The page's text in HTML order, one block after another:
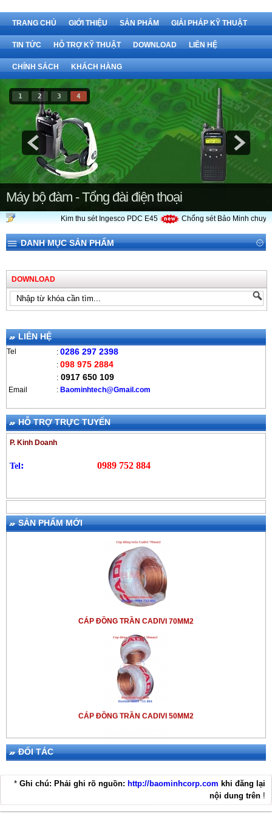
TRANG CHỦ GIỚI THIỆU SẢN PHẨM GIẢI PHÁP KỸ THUẬT
TIN TỨC HỖ TRỢ KỸ THUẬT DOWNLOAD LIÊN HỆ
CHÍNH SÁCH KHÁCH HÀNG
1 2 3 4
Máy bộ đàm - Tổng đài điện thoại
Kim thu sét Ingesco PDC E45 Chống sét Bảo Minh
DANH MỤC SẢN PHẨM
DOWNLOAD
LIÊN HỆ
Tel : 0286 297 2398
: 098 975 2884
: 0917 650 109
Email : Baominhtech@Gmail.com
HỖ TRỢ TRỰC TUYẾN
P. Kinh Doanh
Tel: 0989 752 884
SẢN PHẨM MỚI
CÁP ĐỒNG TRẦN CADIVI 70MM2
CÁP ĐỒNG TRẦN CADIVI 50MM2
ĐỐI TÁC
* Ghi chú: Phải ghi rõ nguồn: http://baominhcorp.com khi đăng lại
nội dung trên !